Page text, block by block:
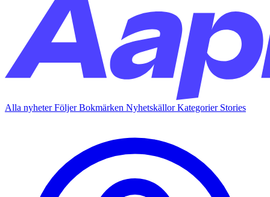
Alla nyheterFöljerBokmärken NyhetskällorKategorier Stories